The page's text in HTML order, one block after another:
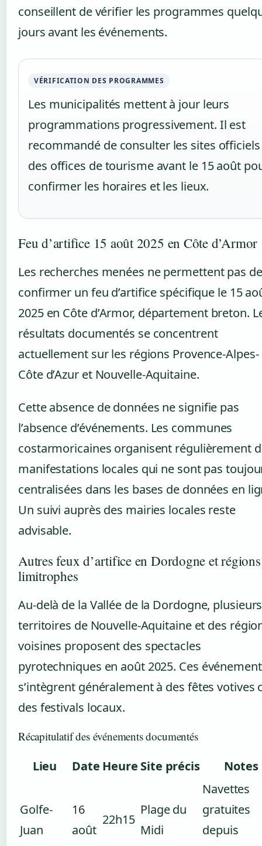
conseillent de vérifier les programmes
jours avant les événements.
VÉRIFICATION DES PROGRAMMES
Les municipalités mettent à jour leurs
programmations progressivement. Il est
recommandé de consulter les sites officiels
des offices de tourisme avant le 15 août
confirmer les horaires et les lieux.
Feu d’artifice 15 août 2025 en Côte d’Armor
Les recherches menées ne permettent pas de
confirmer un feu d’artifice spécifique le 15
2025 en Côte d’Armor, département breton.
résultats documentés se concentrent
actuellement sur les régions Provence-Alpes-
Côte d’Azur et Nouvelle-Aquitaine.
Cette absence de données ne signifie pas
l’absence d’événements. Les communes
costarmoricaines organisent régulièrement
manifestations locales qui ne sont pas
centralisées dans les bases de données en
Un suivi auprès des mairies locales reste
advisable.
Autres feux d’artifice en Dordogne et régions
limitrophes
Au-delà de la Vallée de la Dordogne, plusieurs
territoires de Nouvelle-Aquitaine et des
voisines proposent des spectacles
pyrotechniques en août 2025. Ces
s’intègrent généralement à des fêtes votives
des festivals locaux.
Récapitulatif des événements documentés
Lieu Date Heure Site précis Notes
Golfe-
Juan
16
août
22h15
Plage du
Midi
Navettes
gratuites
depuis